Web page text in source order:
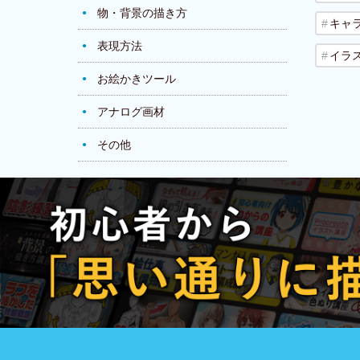
物・背景の描き方
表現方法
お絵かきツール
アナログ画材
その他
キャ
イラ